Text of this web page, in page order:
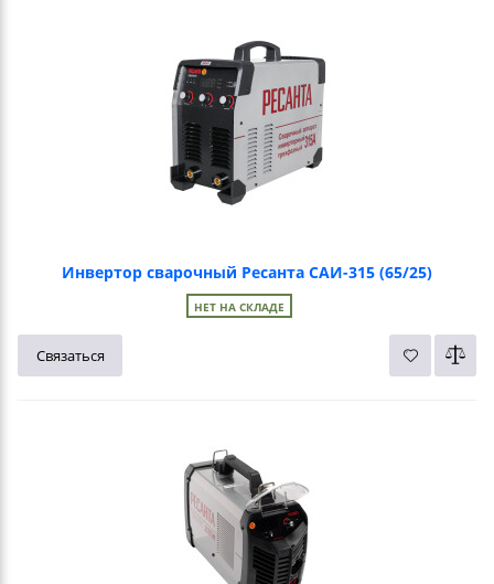
Инвертор сварочный Ресанта САИ-315 (65/25)
НЕТ НА СКЛАДЕ
Связаться